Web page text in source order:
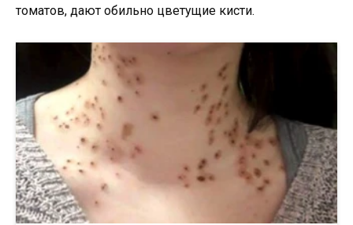
томатов, дают обильно цветущие кисти.